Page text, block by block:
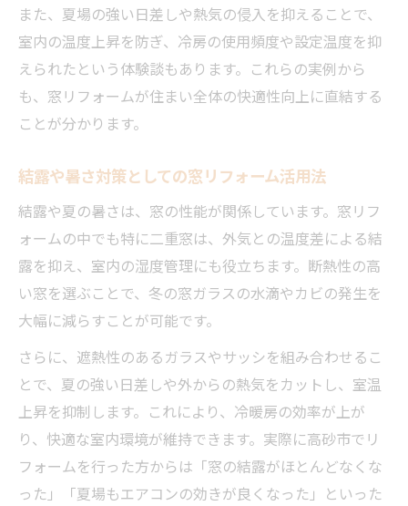
窓リフォーム補助金の最新スケジュール確
認
気になる二重窓リフォーム費用の目安解説
窓リフォーム費用の目安と見積もりポイン
ト
二重窓リフォームのコストを賢く抑える方
窓リフォーム費用の内訳と比較ポイント解
説
二重窓リフォーム費用相場の最新トレンド
紹介
デメリットも知って納得の窓リフォーム選び
窓リフォームによる二重窓のデメリット徹
底解説
二重窓リフォームで注意したいポイントと
は
また、夏場の強い日差しや熱気の侵入を抑えることで、
室内の温度上昇を防ぎ、冷房の使用頻度や設定温度を抑
えられたという体験談もあります。これらの実例から
も、窓リフォームが住まい全体の快適性向上に直結する
ことが分かります。
結露や暑さ対策としての窓リフォーム活用法
結露や夏の暑さは、窓の性能が関係しています。窓リフ
ォームの中でも特に二重窓は、外気との温度差による結
露を抑え、室内の湿度管理にも役立ちます。断熱性の高
い窓を選ぶことで、冬の窓ガラスの水滴やカビの発生を
大幅に減らすことが可能です。
さらに、遮熱性のあるガラスやサッシを組み合わせるこ
とで、夏の強い日差しや外からの熱気をカットし、室温
上昇を抑制します。これにより、冷暖房の効率が上が
り、快適な室内環境が維持できます。実際に高砂市でリ
フォームを行った方からは「窓の結露がほとんどなくな
った」「夏場もエアコンの効きが良くなった」といった